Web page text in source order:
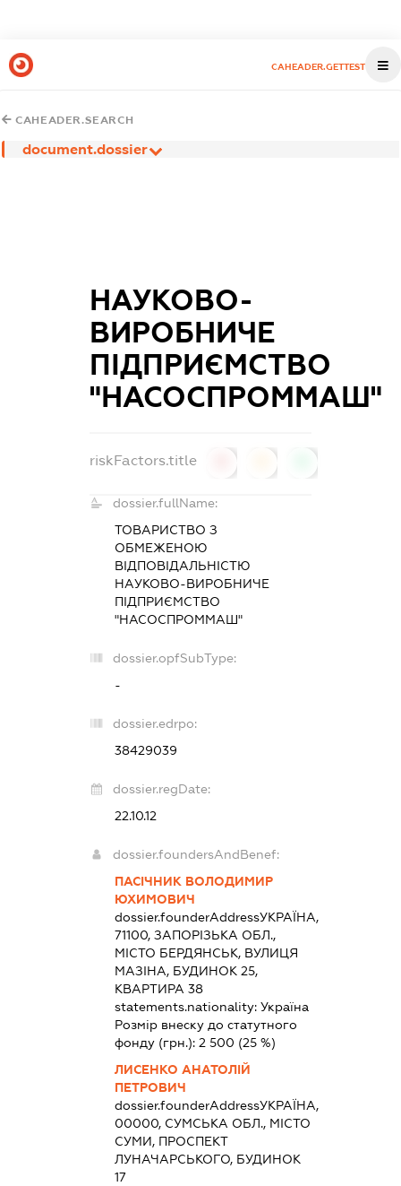
CAHEADER.GETTEST
CAHEADER.SEARCH
document.dossier
НАУКОВО-
ВИРОБНИЧЕ
ПІДПРИЄМСТВО
"НАСОСПРОММАШ"
riskFactors.title
dossier.fullName:
ТОВАРИСТВО З
ОБМЕЖЕНОЮ
ВІДПОВІДАЛЬНІСТЮ
НАУКОВО-ВИРОБНИЧЕ
ПІДПРИЄМСТВО
"НАСОСПРОММАШ"
dossier.opfSubType:
-
dossier.edrpo:
38429039
dossier.regDate:
22.10.12
dossier.foundersAndBenef:
ПАСІЧНИК ВОЛОДИМИР
ЮХИМОВИЧ
dossier.founderAddressУКРАЇНА,
71100, ЗАПОРІЗЬКА ОБЛ.,
МІСТО БЕРДЯНСЬК, ВУЛИЦЯ
МАЗІНА, БУДИНОК 25,
КВАРТИРА 38
statements.nationality: Україна
Розмір внеску до статутного
фонду (грн.): 2 500 (25 %)
ЛИСЕНКО АНАТОЛІЙ
ПЕТРОВИЧ
dossier.founderAddressУКРАЇНА,
00000, СУМСЬКА ОБЛ., МІСТО
СУМИ, ПРОСПЕКТ
ЛУНАЧАРСЬКОГО, БУДИНОК
17